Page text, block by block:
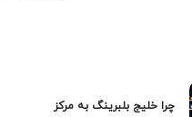
چرا خلیج بلبرینگ به مرکز